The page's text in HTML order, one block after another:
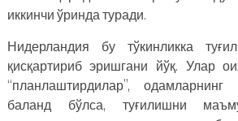
иккинчи ўринда туради.
Нидерландия бу тўкинликка
қисқартириб эришгани йўқ. Улар
“планлаштирдилар”,
баланд бўлса, туғилишни